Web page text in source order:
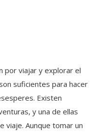
por viajar y explorar el
suficientes para hacer
Existen
y una de ellas
viaje. Aunque tomar un